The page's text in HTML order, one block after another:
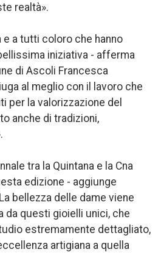
realtà».
e a tutti coloro che hanno
iniziativa - afferma
di Ascoli Francesca
al meglio con il lavoro che
per la valorizzazione del
anche di tradizioni,
tra la Quintana e la Cna
edizione - aggiunge
bellezza delle dame viene
da questi gioielli unici, che
estremamente dettagliato,
artigiana a quella